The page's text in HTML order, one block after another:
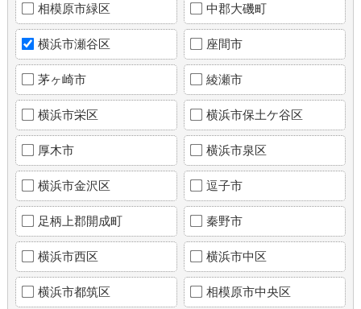
相模原市緑区 中郡大磯町
横浜市瀬谷区 座間市
茅ヶ崎市 綾瀬市
横浜市栄区 横浜市保土ケ谷区
厚木市 横浜市泉区
横浜市金沢区 逗子市
足柄上郡開成町 秦野市
横浜市西区 横浜市中区
横浜市都筑区 相模原市中央区